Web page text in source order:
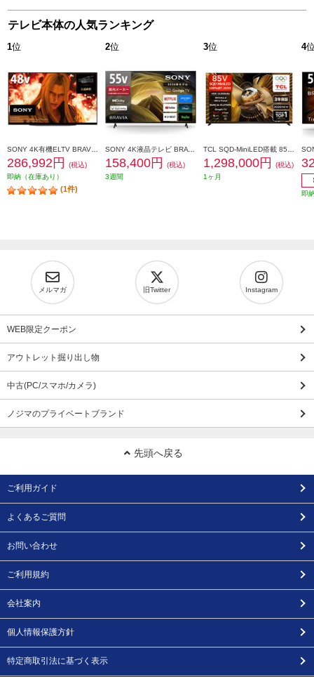
テレビ本体の人気ランキング
1位
286,992円
(税込)
即納（在庫あり）
(1件)
2位
158,400円
(税込)
3週間
3位
1,298,000円
(税込)
1ヶ月
4
即
メルマガ 旧Twitter Instagram
WEB限定クーポン
アウトレット掘り出し物
中古(PC/スマホ/カメラ)
ノジマのプライベートブランド
先頭へ戻る
ご利用ガイド
よくあるご質問
お問い合わせ
ご利用規約
会社案内
個人情報保護方針
特定商取引法に基づく表示